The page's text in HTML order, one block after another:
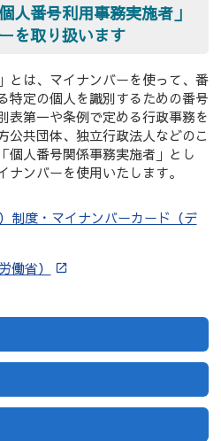
人番号利用事務実施者」
を取り扱います
とは、マイナンバーを使って、番
特定の個人を識別するための番号
表第一や条例で定める行政事務を
公共団体、独立行政法人などのこ
個人番号関係事務実施者」とし
ンバーを使用いたします。
制度・マイナンバーカード（デ
働省）